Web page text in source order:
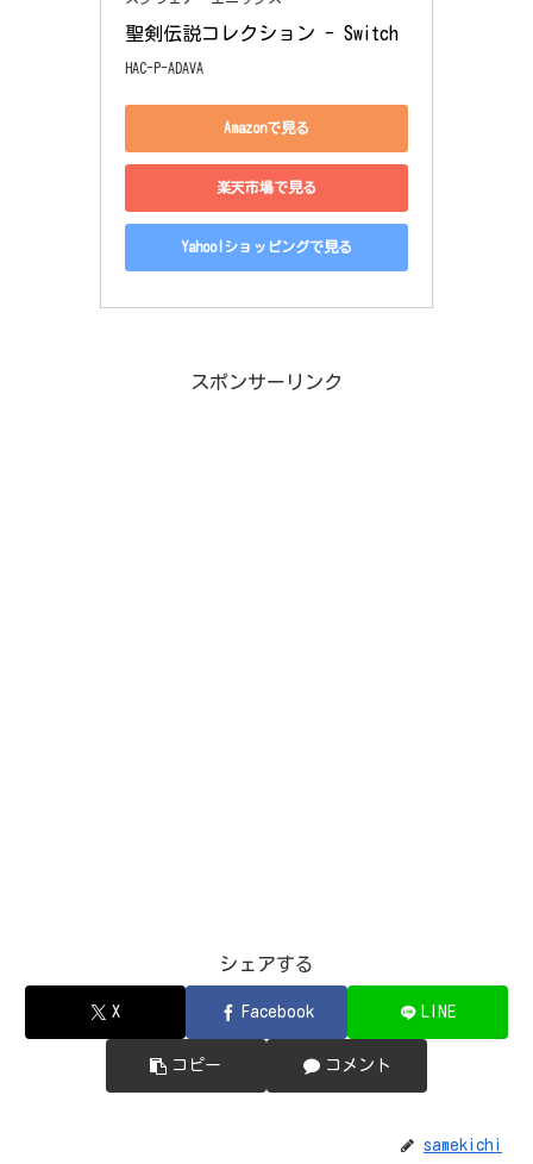
聖剣伝説コレクション - Switch
HAC-P-ADAVA
Amazonで見る
楽天市場で見る
Yahoo!ショッピングで見る
スポンサーリンク
シェアする
X Facebook LINE
コピー コメント
samekichi